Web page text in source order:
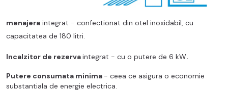
menajera integrat - confectionat din otel inoxidabil, cu
capacitatea de 180 litri.
Incalzitor de rezervaintegrat - cu o putere de 6 kW.
Putere consumata minima - ceea ce asigura o economie
substantiala de energie electrica.